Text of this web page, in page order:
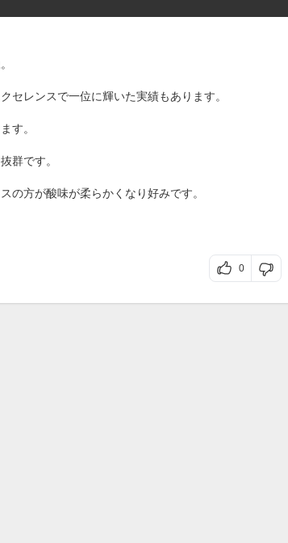
セレンスで一位に輝いた実績もあります。
す。
群です。
の方が酸味が柔らかくなり好みです。
0